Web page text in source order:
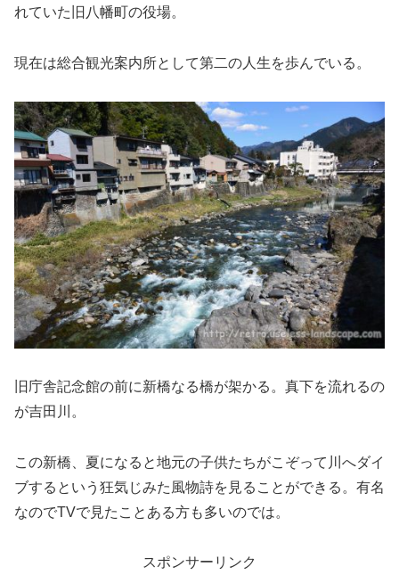
れていた旧八幡町の役場。
現在は総合観光案内所として第二の人生を歩んでいる。
旧庁舎記念館の前に新橋なる橋が架かる。真下を流れるの
が吉田川。
この新橋、夏になると地元の子供たちがこぞって川へダイ
ブするという狂気じみた風物詩を見ることができる。有名
なのでTVで見たことある方も多いのでは。
スポンサーリンク